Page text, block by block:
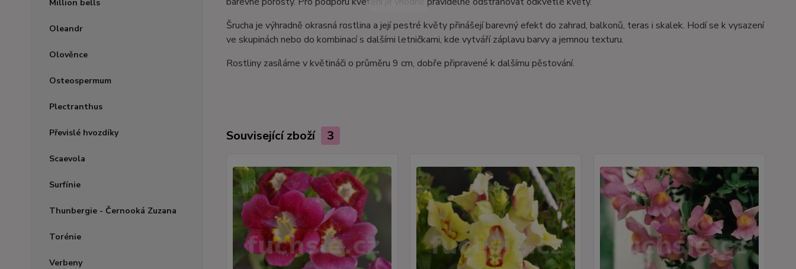
Million bells
Oleandr
Olověnce
Osteospermum
Plectranthus
Převislé hvozdíky
Scaevola
Surfínie
Thunbergie - Černooká Zuzana
Torénie
Verbeny
Šrucha je výhradně okrasná rostlina a její pestré květy přinášejí barevný efekt do zahrad, balkonů, teras i skalek. Hodí se k vysazení
ve skupinách nebo do kombinací s dalšími letničkami, kde vytváří záplavu barvy a jemnou texturu.
Rostliny zasíláme v květináči o průměru 9 cm, dobře připravené k dalšímu pěstování.
Související zboží 3